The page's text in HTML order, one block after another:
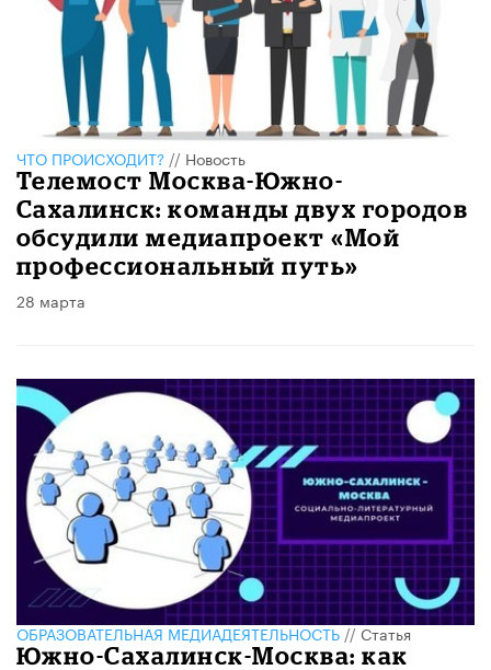
ЧТО ПРОИСХОДИТ? // Новость
Телемост Москва-Южно-
Сахалинск: команды двух городов
обсудили медиапроект «Мой
профессиональный путь»
28 марта
ОБРАЗОВАТЕЛЬНАЯ МЕДИАДЕЯТЕЛЬНОСТЬ//Статья
Южно-Сахалинск-Москва: как